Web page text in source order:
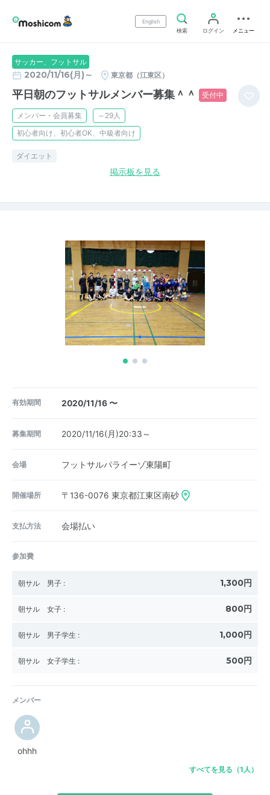
English
検索
ログイン メニュー
サッカー、フットサル
2020/11/16(月)～ 東京都（江東区）
平日朝のフットサルメンバー募集＾＾ 受付中
メンバー・会員募集
～29人
初心者向け、初心者OK、中級者向け
ダイエット
掲示板を見る
有効期間 2020/11/16 〜
募集期間 2020/11/16(月)20:33～
会場 フットサルパライーゾ東陽町
開催場所 〒136-0076 東京都江東区南砂
支払方法 会場払い
参加費
朝サル 男子 : 1,300円
朝サル 女子 : 800円
朝サル 男子学生 : 1,000円
朝サル 女子学生 : 500円
メンバー
ohhh
すべてを見る（1人）